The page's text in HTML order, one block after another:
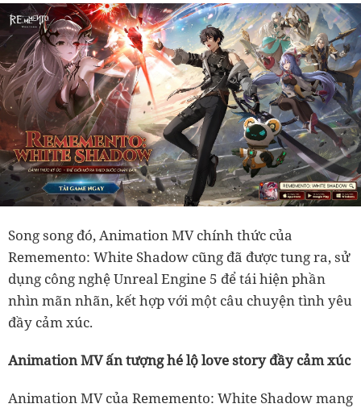
Song song đó, Animation MV chính thức của
Rememento: White Shadow cũng đã được tung ra, sử
dụng công nghệ Unreal Engine 5 để tái hiện phần
nhìn mãn nhãn, kết hợp với một câu chuyện tình yêu
đầy cảm xúc.
Animation MV ấn tượng hé lộ love story đầy cảm xúc
Animation MV của Rememento: White Shadow mang